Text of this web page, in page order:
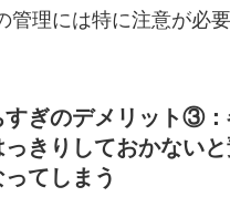
管理には特に注意が必要
すぎのデメリット③：
きりしておかないと
てしまう